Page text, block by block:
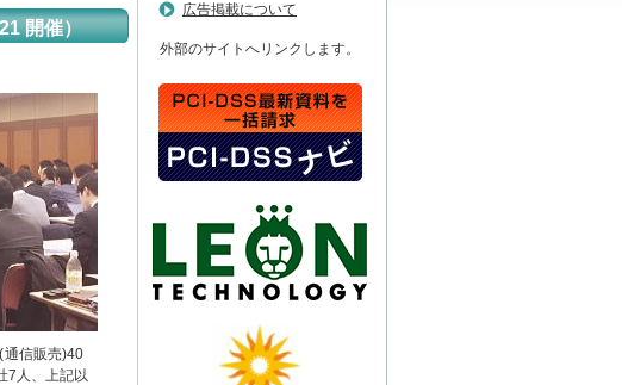
開催）
通信販売)40
7人、上記以
広告掲載について
外部のサイトへリンクします。